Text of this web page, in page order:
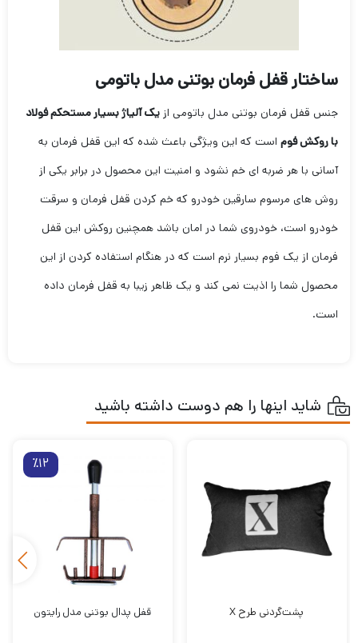
ساختار قفل فرمان بوتنی مدل باتومی
جنس قفل فرمان بوتنی مدل باتومی از یک آلیاژ بسیار مستحکم فولاد
با روکش فوم است که این ویژگی باعث شده که این قفل فرمان به
آسانی با هر ضربه ای خم نشود و امنیت این محصول در برابر یکی از
روش های مرسوم سارقین خودرو که خم کردن قفل فرمان و سرقت
خودرو است، خودروی شما در امان باشد همچنین روکش این قفل
فرمان از یک فوم بسیار نرم است که در هنگام استفاده کردن از این
محصول شما را اذیت نمی کند و یک ظاهر زیبا به قفل فرمان داده
است.
شاید اینها را هم دوست داشته باشید
پشت‌گردنی طرح X
٪12
قفل پدال بوتنی مدل رایتون